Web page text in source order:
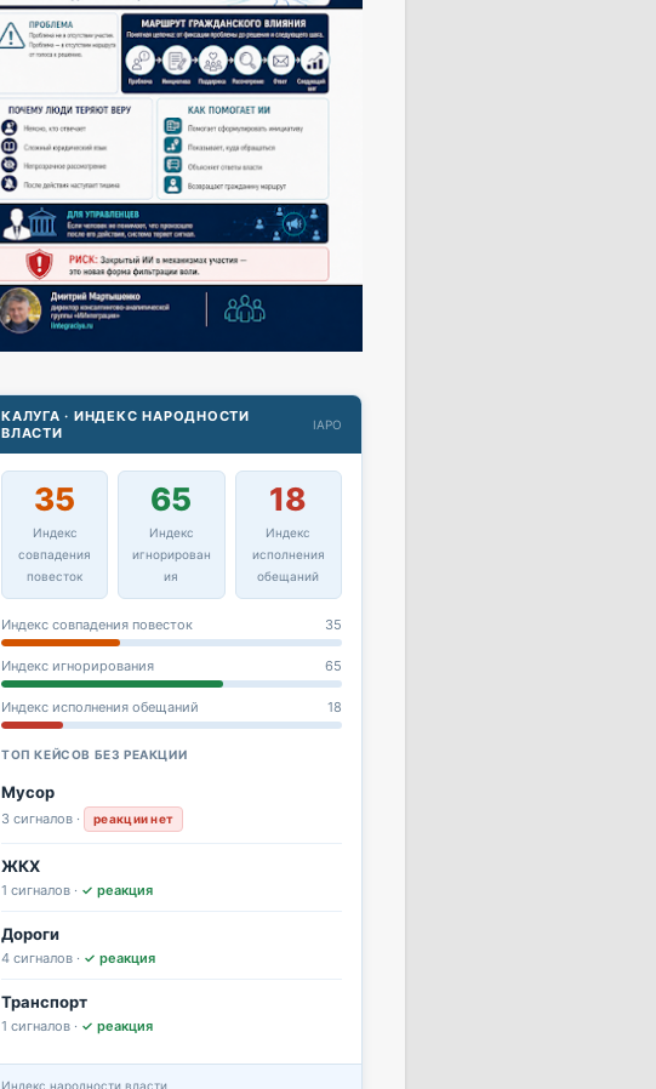
КАЛУГА · ИНДЕКС НАРОДНОСТИ
ВЛАСТИ
IAPO
35
Индекс
совпадения
повесток
65
Индекс
игнорирован
ия
18
Индекс
исполнения
обещаний
Индекс совпадения повесток 35
Индекс игнорирования 65
Индекс исполнения обещаний 18
ТОП КЕЙСОВ БЕЗ РЕАКЦИИ
Мусор
3 сигналов · реакции нет
ЖКХ
1 сигналов · ✓ реакция
Дороги
4 сигналов · ✓ реакция
Транспорт
1 сигналов · ✓ реакция
Индекс народности власти